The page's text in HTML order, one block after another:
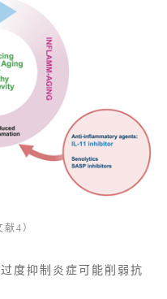
献4）
度抑制炎症可能削弱抗